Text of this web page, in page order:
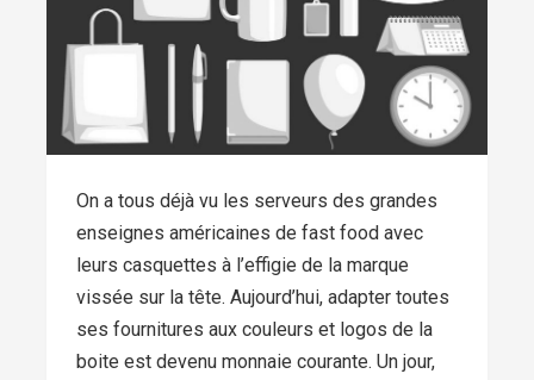
On a tous déjà vu les serveurs des grandes
enseignes américaines de fast food avec
leurs casquettes à l’effigie de la marque
vissée sur la tête. Aujourd’hui, adapter toutes
ses fournitures aux couleurs et logos de la
boite est devenu monnaie courante. Un jour,